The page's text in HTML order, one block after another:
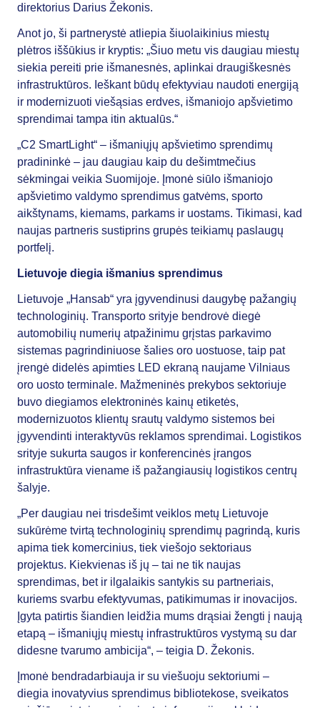
direktorius Darius Žekonis.
Anot jo, ši partnerystė atliepia šiuolaikinius miestų
plėtros iššūkius ir kryptis: „Šiuo metu vis daugiau miestų
siekia pereiti prie išmanesnės, aplinkai draugiškesnės
infrastruktūros. Ieškant būdų efektyviau naudoti energiją
ir modernizuoti viešąsias erdves, išmaniojo apšvietimo
sprendimai tampa itin aktualūs.“
„C2 SmartLight“ – išmaniųjų apšvietimo sprendimų
pradininkė – jau daugiau kaip du dešimtmečius
sėkmingai veikia Suomijoje. Įmonė siūlo išmaniojo
apšvietimo valdymo sprendimus gatvėms, sporto
aikštynams, kiemams, parkams ir uostams. Tikimasi, kad
naujas partneris sustiprins grupės teikiamų paslaugų
portfelį.
Lietuvoje diegia išmanius sprendimus
Lietuvoje „Hansab“ yra įgyvendinusi daugybę pažangių
technologinių. Transporto srityje bendrovė diegė
automobilių numerių atpažinimu grįstas parkavimo
sistemas pagrindiniuose šalies oro uostuose, taip pat
įrengė didelės apimties LED ekraną naujame Vilniaus
oro uosto terminale. Mažmeninės prekybos sektoriuje
buvo diegiamos elektroninės kainų etiketės,
modernizuotos klientų srautų valdymo sistemos bei
įgyvendinti interaktyvūs reklamos sprendimai. Logistikos
srityje sukurta saugos ir konferencinės įrangos
infrastruktūra viename iš pažangiausių logistikos centrų
šalyje.
„Per daugiau nei trisdešimt veiklos metų Lietuvoje
sukūrėme tvirtą technologinių sprendimų pagrindą, kuris
apima tiek komercinius, tiek viešojo sektoriaus
projektus. Kiekvienas iš jų – tai ne tik naujas
sprendimas, bet ir ilgalaikis santykis su partneriais,
kuriems svarbu efektyvumas, patikimumas ir inovacijos.
Įgyta patirtis šiandien leidžia mums drąsiai žengti į naują
etapą – išmaniųjų miestų infrastruktūros vystymą su dar
didesne tvarumo ambicija“, – teigia D. Žekonis.
Įmonė bendradarbiauja ir su viešuoju sektoriumi –
diegia inovatyvius sprendimus bibliotekose, sveikatos